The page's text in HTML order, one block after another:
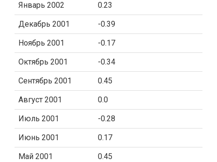
Январь 2002 0.23
Декабрь 2001 -0.39
Ноябрь 2001 -0.17
Октябрь 2001 -0.34
Сентябрь 2001 0.45
Август 2001 0.0
Июль 2001 -0.28
Июнь 2001 0.17
Май 2001 0.45